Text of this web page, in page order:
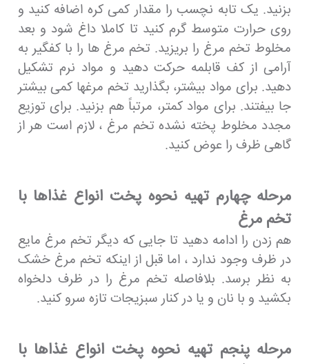
بزنید. یک تابه نچسب را مقدار کمی کره اضافه کنید و
روی حرارت متوسط ​​گرم کنید تا کاملا داغ شود و بعد
مخلوط تخم مرغ را بریزید. تخم مرغ ها را با کفگیر به
آرامی از کف قابلمه حرکت دهید و مواد نرم تشکیل
دهید. برای مواد بیشتر، بگذارید تخم مرغها کمی بیشتر
جا بیفتند. برای مواد کمتر، مرتباً هم بزنید. برای توزیع
مجدد مخلوط پخته نشده تخم مرغ ، لازم است هر از
گاهی ظرف را عوض کنید.
مرحله چهارم تهیه نحوه پخت انواع غذاها با
تخم مرغ
هم زدن را ادامه دهید تا جایی که دیگر تخم مرغ مایع
در ظرف وجود ندارد ، اما قبل از اینکه تخم مرغ خشک
به نظر برسد. بلافاصله تخم مرغ را در ظرف دلخواه
بکشید و با نان و یا در کنار سبزیجات تازه سرو کنید.
مرحله پنجم تهیه نحوه پخت انواع غذاها با